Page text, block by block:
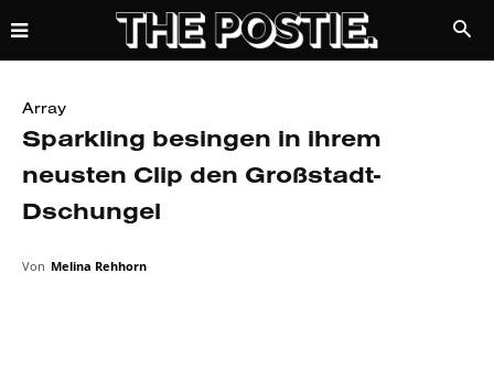
Array
Sparkling besingen in ihrem
neusten Clip den Großstadt-
Dschungel
Von Melina Rehhorn